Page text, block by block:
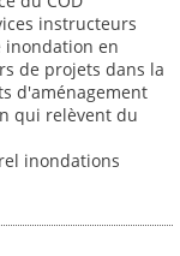
instructeurs
inondation en
de projets dans la
d'aménagement
qui relèvent du
inondations